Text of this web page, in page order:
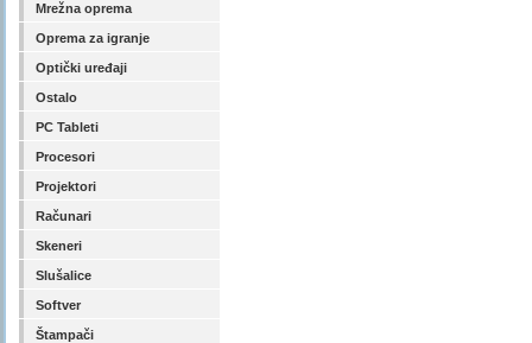
Mrežna oprema
Oprema za igranje
Optički uređaji
Ostalo
PC Tableti
Procesori
Projektori
Računari
Skeneri
Slušalice
Softver
Štampači